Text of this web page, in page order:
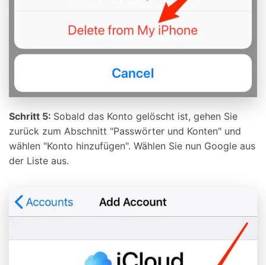
Schritt 5: Sobald das Konto gelöscht ist, gehen Sie
zurück zum Abschnitt "Passwörter und Konten" und
wählen "Konto hinzufügen". Wählen Sie nun Google aus
der Liste aus.